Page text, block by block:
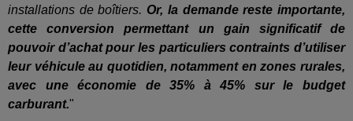
installations de boîtiers. Or, la demande reste importante,
cette conversion permettant un gain significatif de
pouvoir d’achat pour les particuliers contraints d’utiliser
leur véhicule au quotidien, notamment en zones rurales,
avec une économie de 35% à 45% sur le budget
carburant."